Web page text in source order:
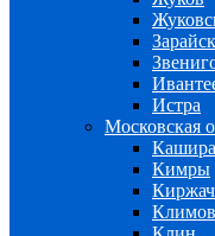
Зарайск
Истра
Московская
Кашира
Кимры
Киржач